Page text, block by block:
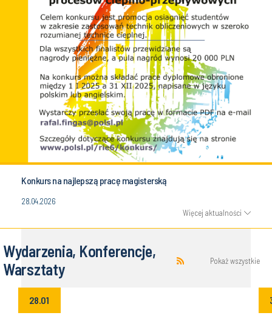
Konkurs na najlepszą pracę magisterską
28.04.2026
Więcej aktualności
Wydarzenia, Konferencje,
Warsztaty
Pokaż wszystkie
28.01